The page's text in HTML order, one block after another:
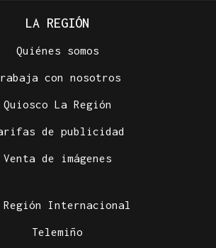
LA REGIÓN
Quiénes somos
con nosotros
Quiosco La Región
de publicidad
Venta de imágenes
Región Internacional
Telemiño